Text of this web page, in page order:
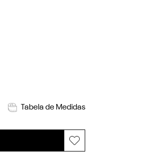
Tabela de Medidas